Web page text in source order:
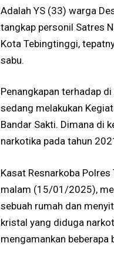
Adalah YS (33) warga
tangkap personil Satres
Kota Tebingtinggi,
sabu.
Penangkapan terhadap
sedang melakukan
Bandar Sakti. Dimana di
narkotika pada tahun
Kasat Resnarkoba
malam (15/01/2025),
sebuah rumah dan
kristal yang diduga
mengamankan beberapa